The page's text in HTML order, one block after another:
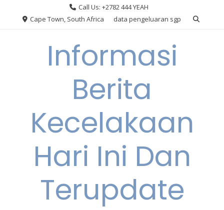
Call Us: +2782 444 YEAH
Cape Town, South Africa
data pengeluaran sgp
Informasi
Berita
Kecelakaan
Hari Ini Dan
Terupdate